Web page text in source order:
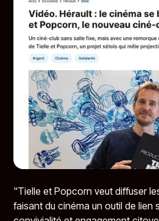
"Tielle et Popcorn veut diffuser
faisant du cinéma un outil de lien